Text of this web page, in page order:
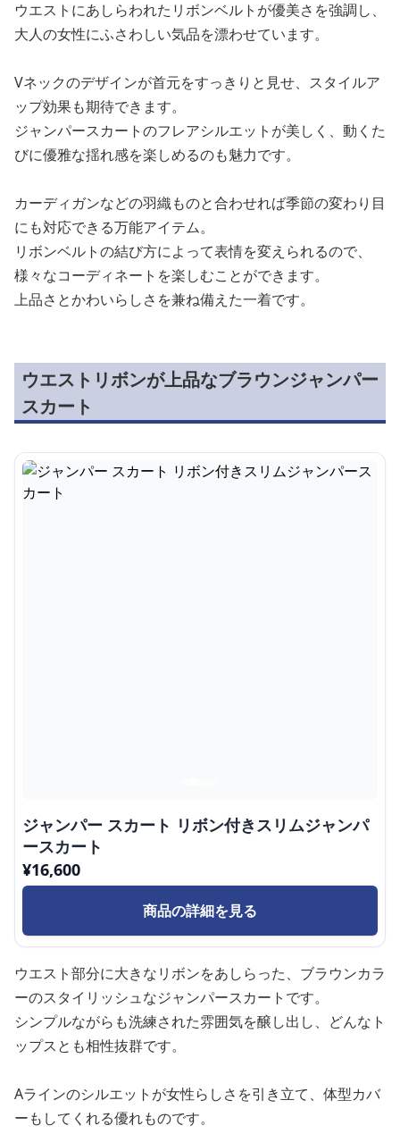
ウエストにあしらわれたリボンベルトが優美さを強調し、
大人の女性にふさわしい気品を漂わせています。
Vネックのデザインが首元をすっきりと見せ、スタイルア
ップ効果も期待できます。
ジャンパースカートのフレアシルエットが美しく、動くた
びに優雅な揺れ感を楽しめるのも魅力です。
カーディガンなどの羽織ものと合わせれば季節の変わり目
にも対応できる万能アイテム。
リボンベルトの結び方によって表情を変えられるので、
様々なコーディネートを楽しむことができます。
上品さとかわいらしさを兼ね備えた一着です。
ウエストリボンが上品なブラウンジャンパー
スカート
ジャンパー スカート リボン付きスリムジャンパ
ースカート
¥16,600
商品の詳細を見る
ウエスト部分に大きなリボンをあしらった、ブラウンカラ
ーのスタイリッシュなジャンパースカートです。
シンプルながらも洗練された雰囲気を醸し出し、どんなト
ップスとも相性抜群です。
Aラインのシルエットが女性らしさを引き立て、体型カバ
ーもしてくれる優れものです。